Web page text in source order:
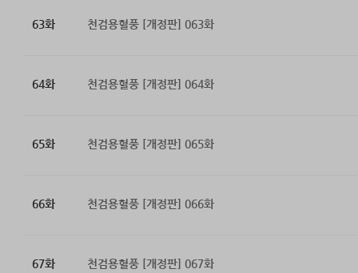
63화 천검용혈풍 [개정판] 063화
64화 천검용혈풍 [개정판] 064화
65화 천검용혈풍 [개정판] 065화
66화 천검용혈풍 [개정판] 066화
67화 천검용혈풍 [개정판] 067화